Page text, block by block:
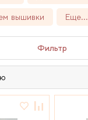
вышивки Еще...
Фильтр